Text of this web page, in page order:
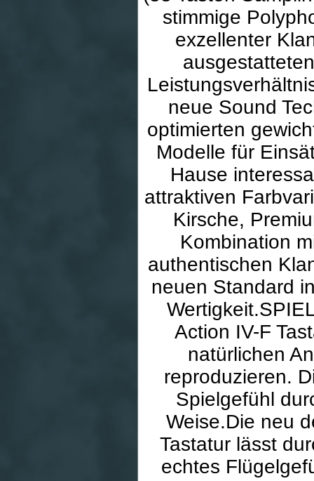
stimmige
exzellenter
neue Sound
optimierten
Modelle für
Hause
attraktiven
Kirsche,
Kombination
authentischen
neuen Standard
Action IV-F
natürlichen
reproduzieren.
Spielgefühl
Weise.Die neu
Tastatur lässt
echtes